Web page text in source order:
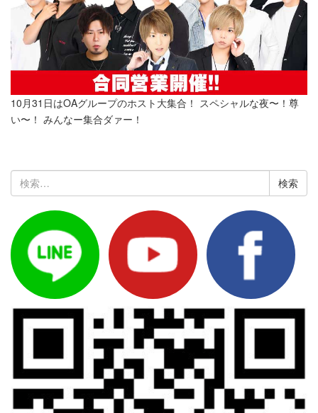
10月31日はOAグループのホスト大集合！ スペシャルな夜〜！尊
い〜！ みんなー集合ダァー！
索: